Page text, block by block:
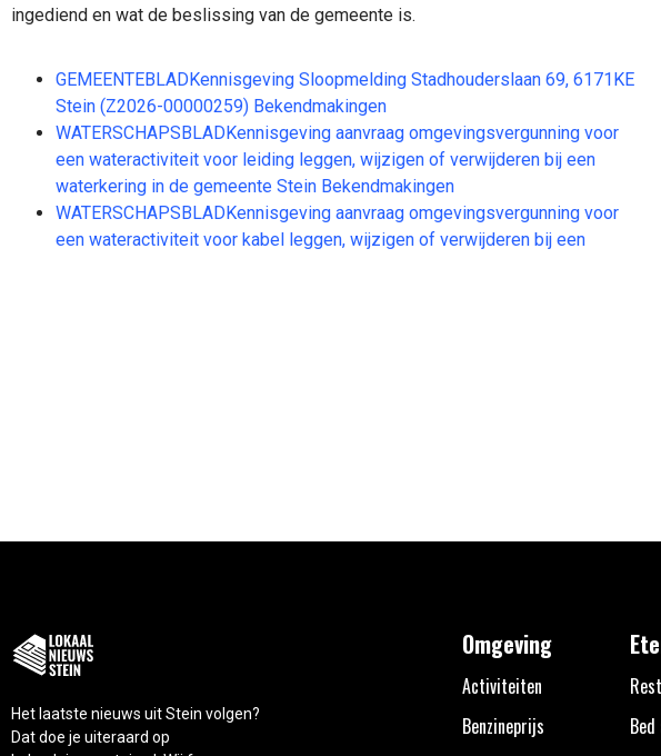
ingediend en wat de beslissing van de gemeente is.
GEMEENTEBLADKennisgeving Sloopmelding Stadhouderslaan 69, 6171KE
Stein (Z2026-00000259) Bekendmakingen
WATERSCHAPSBLADKennisgeving aanvraag omgevingsvergunning voor
een wateractiviteit voor leiding leggen, wijzigen of verwijderen bij een
waterkering in de gemeente Stein Bekendmakingen
WATERSCHAPSBLADKennisgeving aanvraag omgevingsvergunning voor
een wateractiviteit voor kabel leggen, wijzigen of verwijderen bij een
Het laatste nieuws uit Stein volgen?
Dat doe je uiteraard op
Omgeving
Activiteiten
Benzineprijs